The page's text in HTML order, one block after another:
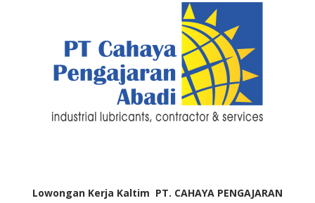
Lowongan Kerja Kaltim PT. CAHAYA PENGAJARAN